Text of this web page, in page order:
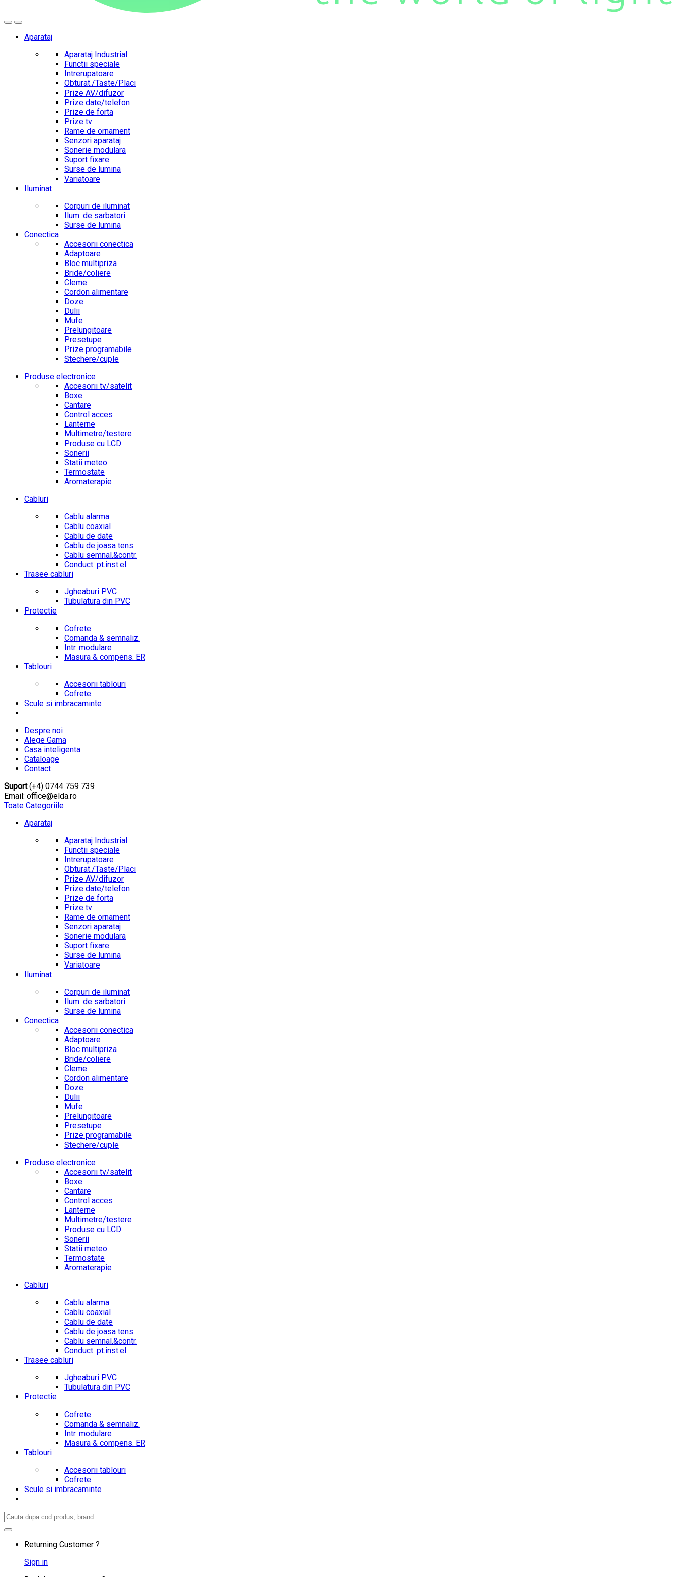
Aparataj
Aparataj Industrial
Functii speciale
Intrerupatoare
Obturat./Taste/Placi
Prize AV/difuzor
Prize date/telefon
Prize de forta
Prize tv
Rame de ornament
Senzori aparataj
Sonerie modulara
Suport fixare
Surse de lumina
Variatoare
Iluminat
Corpuri de iluminat
Ilum. de sarbatori
Surse de lumina
Conectica
Accesorii conectica
Adaptoare
Bloc multipriza
Bride/coliere
Cleme
Cordon alimentare
Doze
Dulii
Mufe
Prelungitoare
Presetupe
Prize programabile
Stechere/cuple
Produse electronice
Accesorii tv/satelit
Boxe
Cantare
Control acces
Lanterne
Multimetre/testere
Produse cu LCD
Sonerii
Statii meteo
Termostate
Aromaterapie
Cabluri
Cablu alarma
Cablu coaxial
Cablu de date
Cablu de joasa tens.
Cablu semnal.&contr.
Conduct. pt.inst.el.
Trasee cabluri
Jgheaburi PVC
Tubulatura din PVC
Protectie
Cofrete
Comanda & semnaliz.
Intr. modulare
Masura & compens. ER
Tablouri
Accesorii tablouri
Cofrete
Scule si imbracaminte
Despre noi
Alege Gama
Casa inteligenta
Cataloage
Contact
Suport(+4) 0744 759 739
Email: office@elda.ro
Toate Categoriile
Aparataj
Aparataj Industrial
Functii speciale
Intrerupatoare
Obturat./Taste/Placi
Prize AV/difuzor
Prize date/telefon
Prize de forta
Prize tv
Rame de ornament
Senzori aparataj
Sonerie modulara
Suport fixare
Surse de lumina
Variatoare
Iluminat
Corpuri de iluminat
Ilum. de sarbatori
Surse de lumina
Conectica
Accesorii conectica
Adaptoare
Bloc multipriza
Bride/coliere
Cleme
Cordon alimentare
Doze
Dulii
Mufe
Prelungitoare
Presetupe
Prize programabile
Stechere/cuple
Produse electronice
Accesorii tv/satelit
Boxe
Cantare
Control acces
Lanterne
Multimetre/testere
Produse cu LCD
Sonerii
Statii meteo
Termostate
Aromaterapie
Cabluri
Cablu alarma
Cablu coaxial
Cablu de date
Cablu de joasa tens.
Cablu semnal.&contr.
Conduct. pt.inst.el.
Trasee cabluri
Jgheaburi PVC
Tubulatura din PVC
Protectie
Cofrete
Comanda & semnaliz.
Intr. modulare
Masura & compens. ER
Tablouri
Accesorii tablouri
Cofrete
Scule si imbracaminte
Search
for:
Returning Customer ?
Sign in